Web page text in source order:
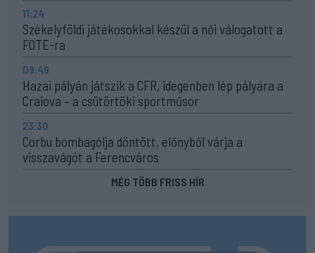
11:24
Székelyföldi játékosokkal készül a női válogatott a
FOTE-ra
09:49
Hazai pályán játszik a CFR, idegenben lép pályára a
Craiova – a csütörtöki sportműsor
23:30
Corbu bombagólja döntött, előnyből várja a
visszavágót a Ferencváros
MÉG TÖBB FRISS HÍR